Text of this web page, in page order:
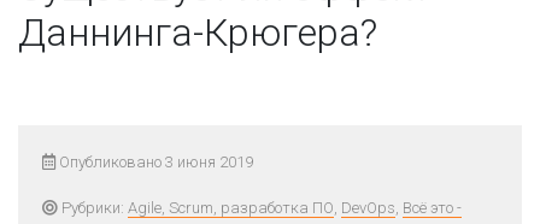
Даннинга-Крюгера?
Опубликовано 3 июня 2019
Рубрики: Agile, Scrum, разработка ПО, DevOps, Всё это -